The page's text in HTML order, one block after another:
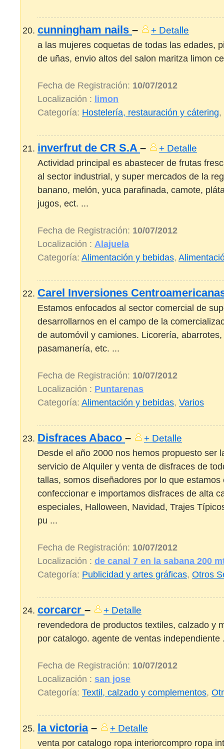
cunningham nails –
+ Detalle
a las mujeres coquetas de todas las edades,
de uñas, envio altos del salon maritza limon
Fecha de Registración: 10/07/2012
Localización : limon
Categoría: Hostelería, restauración y cátering,
inverfrut de CR S.A –
+ Detalle
Actividad principal es abastecer de frutas
al sector industrial, y super mercados de la
banano, melón, yuca parafinada, camote,
jugos, ect. ...
Fecha de Registración: 10/07/2012
Localización : Alajuela
Categoría: Alimentación y bebidas,
Carel Inversiones
Estamos enfocados al sector comercial de
desarrollarnos en el campo de la
de automóvil y camiones. Licorería,
pasamanería, etc. ...
Fecha de Registración: 10/07/2012
Localización : Puntarenas
Categoría: Alimentación y bebidas, Varios
Disfraces Abaco –
+ Detalle
Desde el año 2000 nos hemos propuesto ser
servicio de Alquiler y venta de disfraces de
tallas, somos diseñadores por lo que estamos
confeccionar e importamos disfraces de alta
especiales, Halloween, Navidad, Trajes
pu ...
Fecha de Registración: 10/07/2012
Localización : de canal 7 en la sabana 200
Categoría: Publicidad y artes gráficas, Otros
corcarcr –
+ Detalle
revendedora de productos textiles, calzado y
por catalogo. agente de ventas independiente
Fecha de Registración: 10/07/2012
Localización : san jose
Categoría: Textil, calzado y complementos,
la victoria–
+ Detalle
venta por catalogo ropa interiorcompro ropa